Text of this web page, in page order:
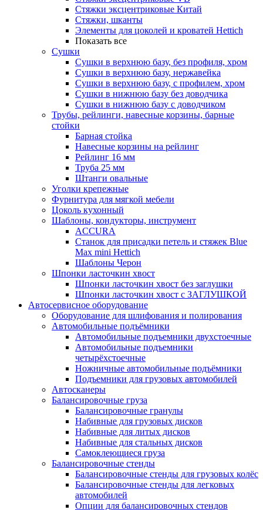
Стяжки эксцентриковые Китай
Стяжки, шканты
Элементы для цоколей и кроватей Hettich
Показать все
Сушки
Сушки в верхнюю базу, без профиля, хром
Сушки в верхнюю базу, нержавейка
Сушки в верхнюю базу, с профилем, хром
Сушки в нижнюю базу без доводчика
Сушки в нижнюю базу с доводчиком
Трубы, рейлинги, навесные корзины, барные
стойки
Барная стойка
Навесные корзины на рейлинг
Рейлинг 16 мм
Труба 25 мм
Штанги овальные
Уголки крепежные
Фурнитура для мягкой мебели
Цоколь кухонный
Шаблоны, кондукторы, инструмент
ACCURA
Станок для присадки петель и стяжек Blue
Max mini Hettich
Шаблоны Черон
Шпонки ласточкин хвост
Шпонки ласточкин хвост без заглушки
Шпонки ласточкин хвост с ЗАГЛУШКОЙ
Автосервисное оборудование
Оборудование для шлифования и полирования
Автомобильные подъёмники
Автомобильные подъемники двухстоечные
Автомобильные подъемники
четырёхстоечные
Ножничные автомобильные подъёмники
Подъемники для грузовых автомобилей
Автосканеры
Балансировочные груза
Балансировочные гранулы
Набивные для грузовых дисков
Набивные для литых дисков
Набивные для стальных дисков
Самоклеющиеся груза
Балансировочные стенды
Балансировочные стенды для грузовых колёс
Балансировочные стенды для легковых
автомобилей
Опции для балансировочных стендов